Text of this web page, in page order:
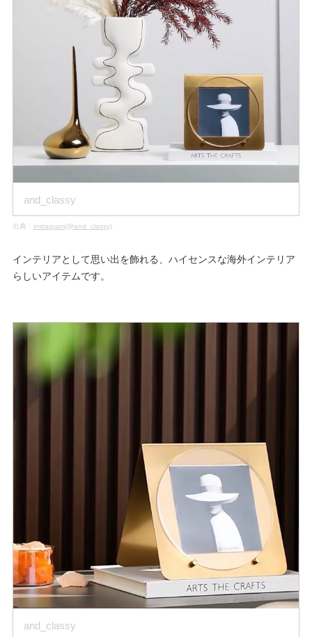
and_classy
出典： instagram(@and_classy)
インテリアとして思い出を飾れる、ハイセンスな海外インテリア
らしいアイテムです。
and_classy